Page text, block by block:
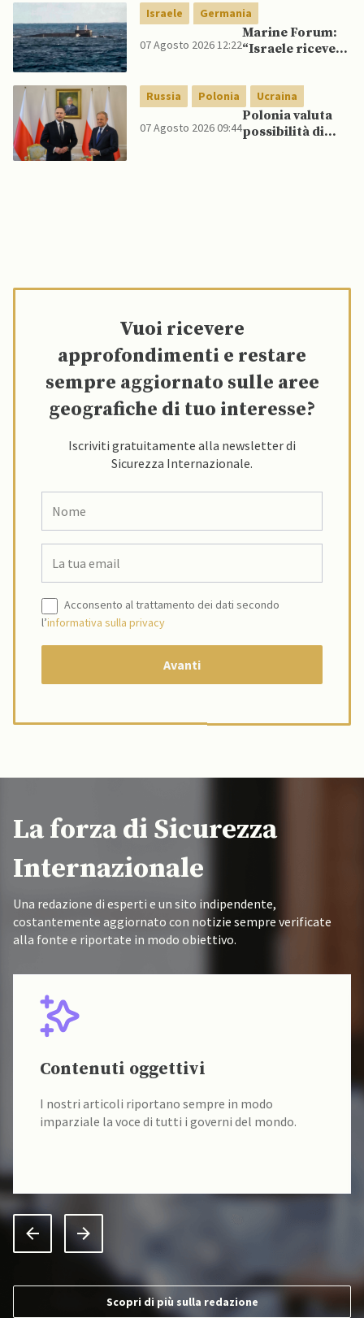
mentre è ancora
impegnato in
Ucraina
Israele Germania
07 Agosto 2026 12:22
Marine Forum:
“Israele riceve
Drakon dopo 14
anni”
Russia Polonia Ucraina
07 Agosto 2026 09:44
Polonia valuta
possibilità di
Vuoi ricevere
approfondimenti e restare
sempre aggiornato sulle aree
geografiche di tuo interesse?
Iscriviti gratuitamente alla newsletter di
Sicurezza Internazionale.
Acconsento al trattamento dei dati secondo
l’informativa sulla privacy
La forza di Sicurezza
Internazionale
Una redazione di esperti e un sito indipendente,
costantemente aggiornato con notizie sempre verificate
alla fonte e riportate in modo obiettivo.
Contenuti oggettivi
I nostri articoli riportano sempre in modo
imparziale la voce di tutti i governi del mondo.
Scopri di più sulla redazione